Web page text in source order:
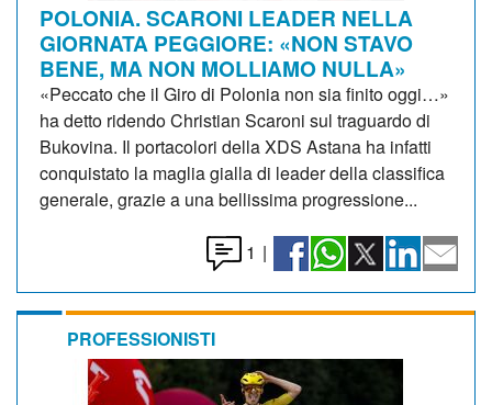
POLONIA. SCARONI LEADER NELLA
GIORNATA PEGGIORE: «NON STAVO
BENE, MA NON MOLLIAMO NULLA»
«Peccato che il Giro di Polonia non sia finito oggi…»
ha detto ridendo Christian Scaroni sul traguardo di
Bukovina. Il portacolori della XDS Astana ha infatti
conquistato la maglia gialla di leader della classifica
generale, grazie a una bellissima progressione...
1 |
PROFESSIONISTI